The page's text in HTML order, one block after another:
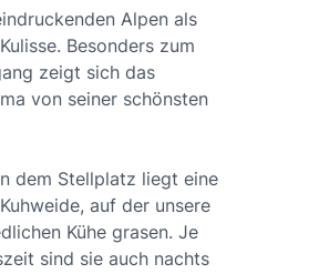
Alpen als
Besonders zum
zeigt sich das
von seiner schönsten
dem Stellplatz liegt eine
auf der unsere
Kühe grasen. Je
sind sie auch nachts